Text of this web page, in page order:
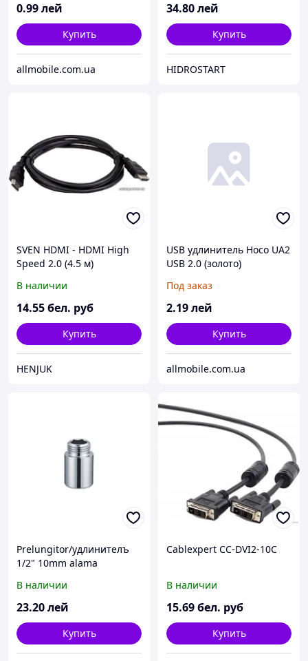
0.99лей
Купить
allmobile.com.ua
34.80лей
Купить
HIDROSTART
SVEN HDMI - HDMI High
Speed 2.0 (4.5 м)
В наличии
14.55бел. руб
Купить
HENJUK
USB удлинитель Hoco UA2
USB 2.0 (золото)
Под заказ
2.19лей
Купить
allmobile.com.ua
Prelungitor/удлинителъ
1/2" 10mm alama
В наличии
23.20лей
Купить
Cablexpert CC-DVI2-10C
В наличии
15.69бел. руб
Купить